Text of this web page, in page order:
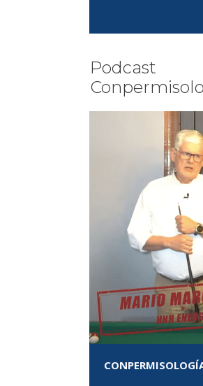
Podcast